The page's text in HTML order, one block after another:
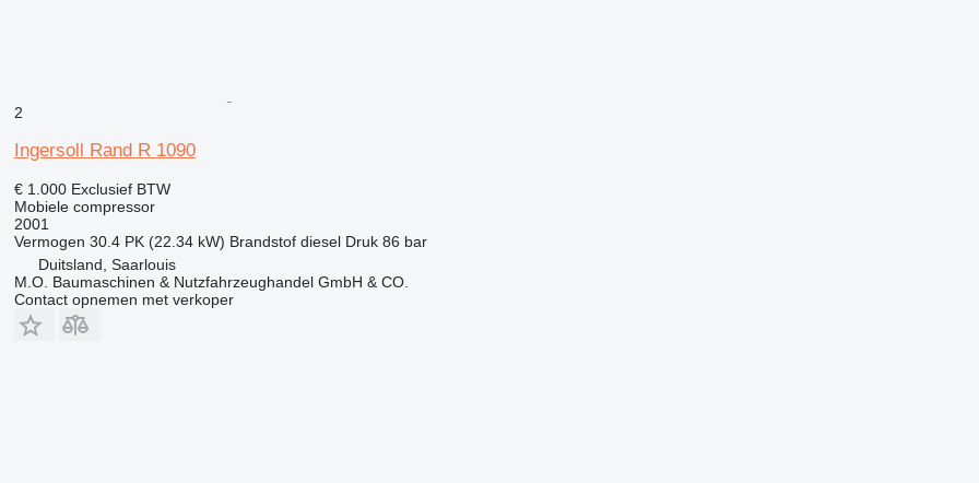
2
Ingersoll Rand R 1090
€ 1.000 Exclusief BTW
Mobiele compressor
2001
Vermogen 30.4 PK (22.34 kW) Brandstof diesel Druk 86 bar
Duitsland, Saarlouis
M.O. Baumaschinen & Nutzfahrzeughandel GmbH & CO.
Contact opnemen met verkoper